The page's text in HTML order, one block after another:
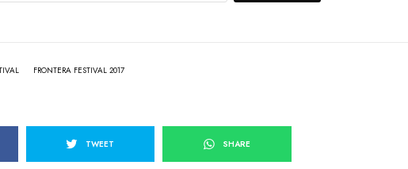
FRONTERA FESTIVAL 2017
TWEET SHARE